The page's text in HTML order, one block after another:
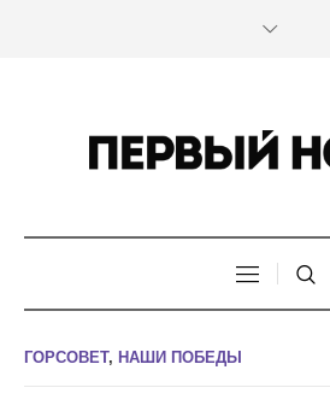
ГОРСОВЕТ, НАШИ ПОБЕДЫ